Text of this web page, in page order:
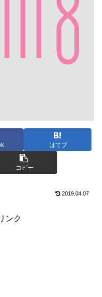
はてブ
コピー
2019.04.07
ンク